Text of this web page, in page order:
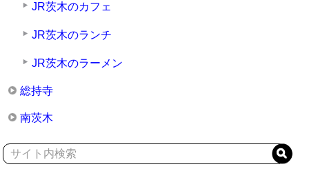
JR茨木のカフェ
JR茨木のランチ
JR茨木のラーメン
総持寺
南茨木